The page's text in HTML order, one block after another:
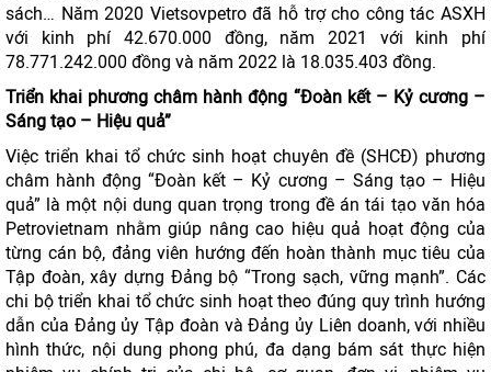
sách… Năm 2020 Vietsovpetro đã hỗ trợ cho công tác ASXH
với kinh phí 42.670.000 đồng, năm 2021 với kinh phí
78.771.242.000 đồng và năm 2022 là 18.035.403 đồng.
Triển khai phương châm hành động “Đoàn kết – Kỷ cương –
Sáng tạo – Hiệu quả”
Việc triển khai tổ chức sinh hoạt chuyên đề (SHCĐ) phương
châm hành động “Đoàn kết – Kỷ cương – Sáng tạo – Hiệu
quả” là một nội dung quan trọng trong đề án tái tạo văn hóa
Petrovietnam nhằm giúp nâng cao hiệu quả hoạt động của
từng cán bộ, đảng viên hướng đến hoàn thành mục tiêu của
Tập đoàn, xây dựng Đảng bộ “Trong sạch, vững mạnh”. Các
chi bộ triển khai tổ chức sinh hoạt theo đúng quy trình hướng
dẫn của Đảng ủy Tập đoàn và Đảng ủy Liên doanh, với nhiều
hình thức, nội dung phong phú, đa dạng bám sát thực hiện